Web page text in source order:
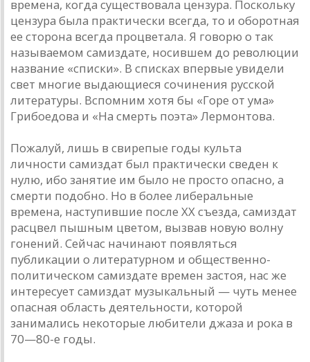
времена, когда существовала цензура. Поскольку
цензура была практически всегда, то и оборотная
ее сторона всегда процветала. Я говорю о так
называемом самиздате, носившем до революции
название «списки». В списках впервые увидели
свет многие выдающиеся сочинения русской
литературы. Вспомним хотя бы «Горе от ума»
Грибоедова и «На смерть поэта» Лермонтова.
Пожалуй, лишь в свирепые годы культа
личности самиздат был практически сведен к
нулю, ибо занятие им было не просто опасно, а
смерти подобно. Но в более либеральные
времена, наступившие после XX съезда, самиздат
расцвел пышным цветом, вызвав новую волну
гонений. Сейчас начинают появляться
публикации о литературном и общественно-
политическом самиздате времен застоя, нас же
интересует самиздат музыкальный — чуть менее
опасная область деятельности, которой
занимались некоторые любители джаза и рока в
70—80-е годы.